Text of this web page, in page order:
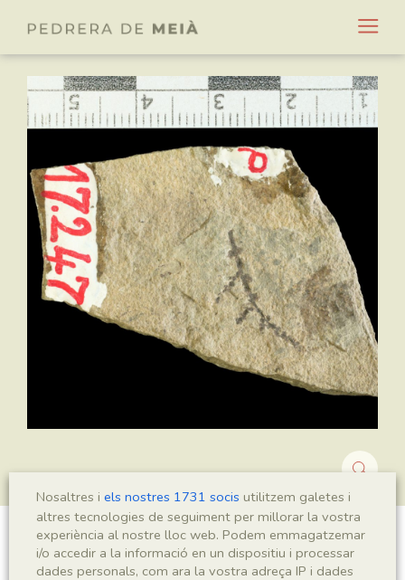
Montsechia vidalii
Nosaltres i els nostres 1731 socis utilitzem galetes i
altres tecnologies de seguiment per millorar la vostra
experiència al nostre lloc web. Podem emmagatzemar
i/o accedir a la informació en un dispositiu i processar
dades personals, com ara la vostra adreça IP i dades